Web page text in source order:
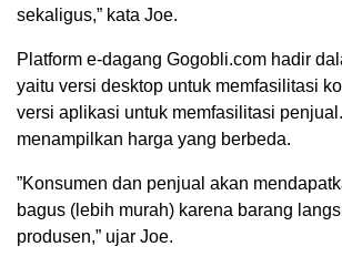
sekaligus,” kata Joe.
Platform e-dagang Gogobli.com hadir
yaitu versi desktop untuk memfasilitasi
versi aplikasi untuk memfasilitasi
menampilkan harga yang berbeda.
”Konsumen dan penjual akan
bagus (lebih murah) karena barang
produsen,” ujar Joe.